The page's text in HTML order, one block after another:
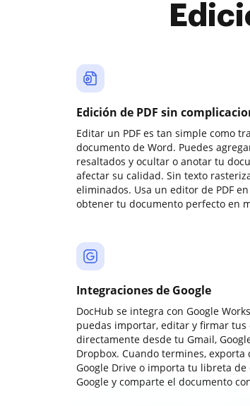
Edición de PDF sin
Editar un PDF es tan simple como
documento de Word. Puedes
resaltados y ocultar o anotar tu
afectar su calidad. Sin texto
eliminados. Usa un editor de PDF
obtener tu documento perfecto en
Integraciones de Google
DocHub se integra con Google
puedas importar, editar y firmar tus
directamente desde tu Gmail,
Dropbox. Cuando termines, exporta
Google Drive o importa tu libreta de
Google y comparte el documento